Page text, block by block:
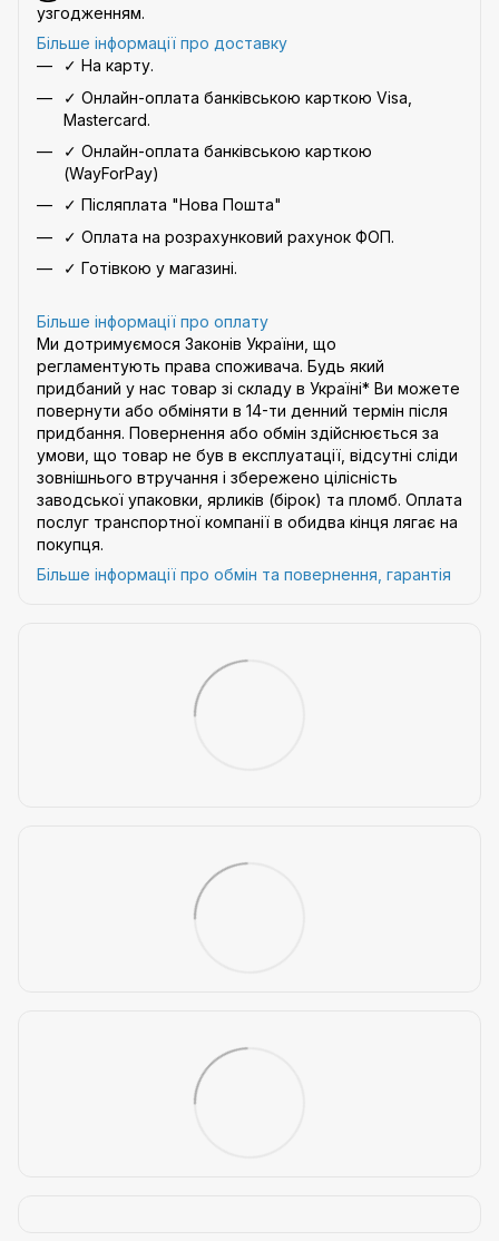
узгодженням.
Більше інформації про доставку
✓ На карту.
✓ Онлайн-оплата банківською карткою Visa,
Mastercard.
✓ Онлайн-оплата банківською карткою
(WayForPay)
✓ Післяплата "Нова Пошта"
✓ Оплата на розрахунковий рахунок ФОП.
✓ Готівкою у магазині.
Більше інформації про оплату
Ми дотримуємося Законів України, що
регламентують права споживача. Будь який
придбаний у нас товар зі складу в Україні* Ви можете
повернути або обміняти в 14-ти денний термін після
придбання. Повернення або обмін здійснюється за
умови, що товар не був в експлуатації, відсутні сліди
зовнішнього втручання і збережено цілісність
заводської упаковки, ярликів (бірок) та пломб. Оплата
послуг транспортної компанії в обидва кінця лягає на
покупця.
Більше інформації про обмін та повернення, гарантія